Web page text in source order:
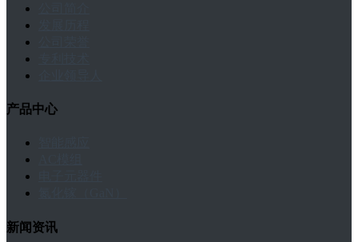
产品中心
新闻资讯